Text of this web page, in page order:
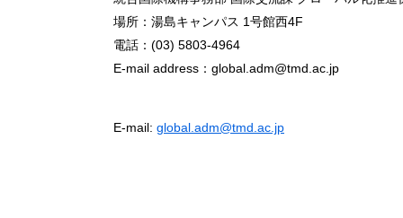
場所：湯島キャンパス 1号館西4F
電話：(03) 5803-4964
E-mail address：global.adm@tmd.ac.jp
E-mail: global.adm@tmd.ac.jp